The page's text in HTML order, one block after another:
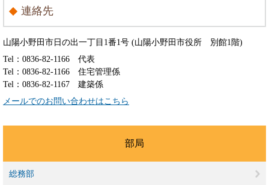
連絡先
山陽小野田市日の出一丁目1番1号 (山陽小野田市役所 別館1階)
Tel：0836-82-1166
代表
Tel：0836-82-1166
住宅管理係
Tel：0836-82-1167
建築係
メールでのお問い合わせはこちら
部局
総務部